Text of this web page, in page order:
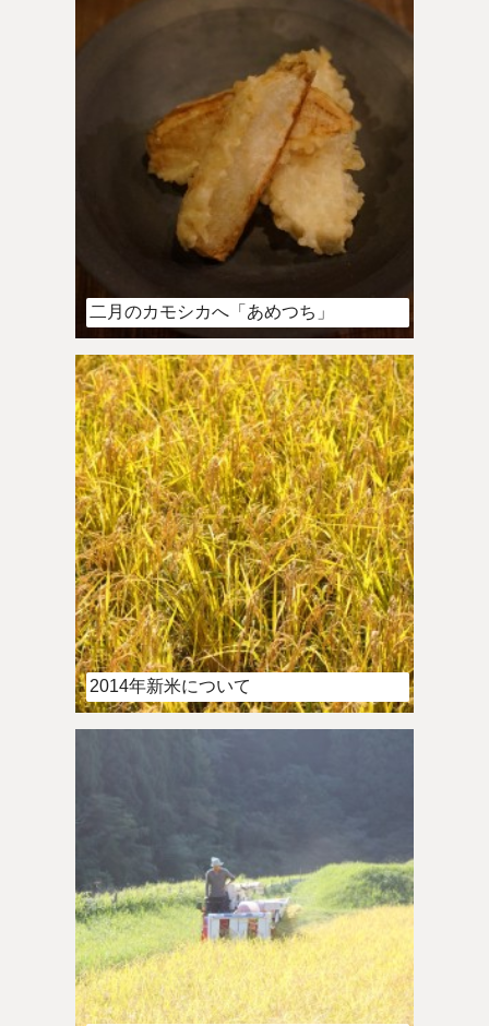
二月のカモシカへ「あめつち」
2014年新米について